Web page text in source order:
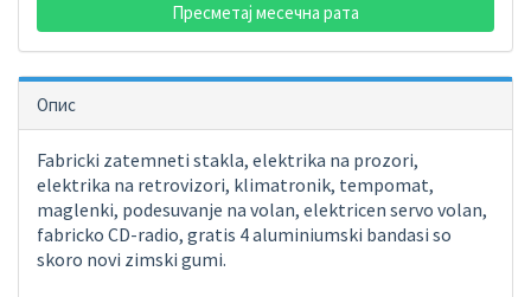
Пресметај месечна рата
Опис
Fabricki zatemneti stakla, elektrika na prozori,
elektrika na retrovizori, klimatronik, tempomat,
maglenki, podesuvanje na volan, elektricen servo volan,
fabricko CD-radio, gratis 4 aluminiumski bandasi so
skoro novi zimski gumi.